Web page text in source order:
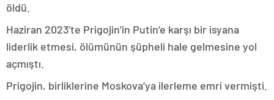
öldü.
Haziran 2023’te Prigojin’in Putin’e karşı bir isyana
liderlik etmesi, ölümünün şüpheli hale gelmesine yol
açmıştı.
Prigojin, birliklerine Moskova’ya ilerleme emri vermişti.